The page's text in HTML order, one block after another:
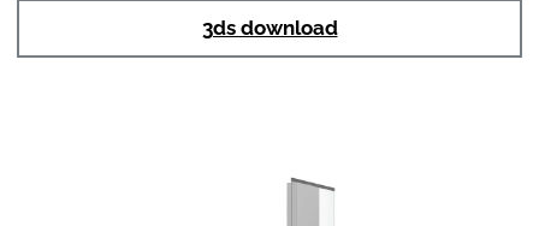
3ds download